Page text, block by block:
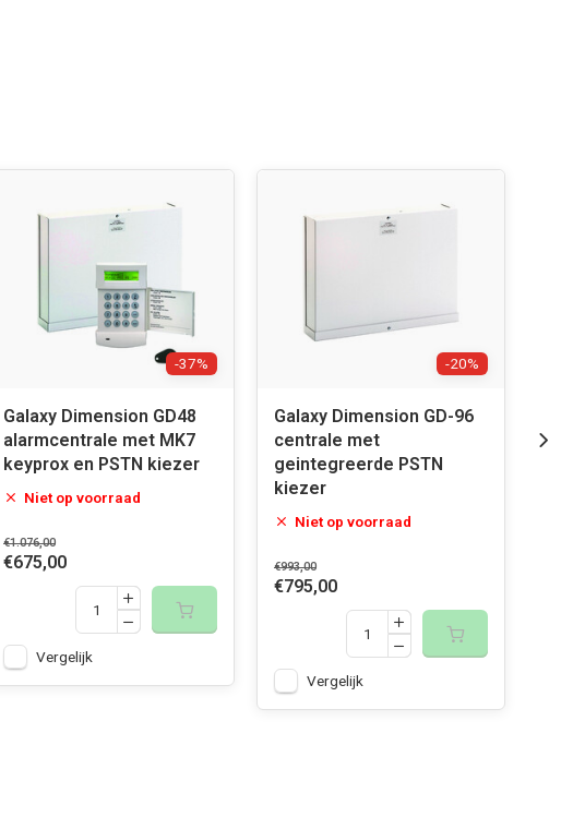
-37%
Galaxy Dimension GD48
alarmcentrale met MK7
keyprox en PSTN kiezer
Niet op voorraad
€1.076,00
€675,00
Vergelijk
-20%
Galaxy Dimension GD-96
centrale met
geintegreerde PSTN
kiezer
Niet op voorraad
€993,00
€795,00
Vergelijk